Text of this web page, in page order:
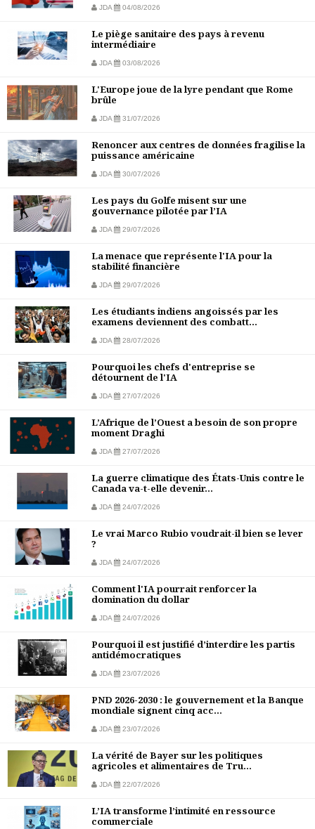
JDA 04/08/2026
Le piège sanitaire des pays à revenu
intermédiaire
JDA 03/08/2026
L'Europe joue de la lyre pendant que Rome
brûle
JDA 31/07/2026
Renoncer aux centres de données fragilise la
puissance américaine
JDA 30/07/2026
Les pays du Golfe misent sur une
gouvernance pilotée par l’IA
JDA 29/07/2026
La menace que représente l'IA pour la
stabilité financière
JDA 29/07/2026
Les étudiants indiens angoissés par les
examens deviennent des combatt...
JDA 28/07/2026
Pourquoi les chefs d'entreprise se
détournent de l'IA
JDA 27/07/2026
L’Afrique de l’Ouest a besoin de son propre
moment Draghi
JDA 27/07/2026
La guerre climatique des États-Unis contre le
Canada va-t-elle devenir...
JDA 24/07/2026
Le vrai Marco Rubio voudrait-il bien se lever
?
JDA 24/07/2026
Comment l'IA pourrait renforcer la
domination du dollar
JDA 24/07/2026
Pourquoi il est justifié d’interdire les partis
antidémocratiques
JDA 23/07/2026
PND 2026-2030 : le gouvernement et la Banque
mondiale signent cinq acc...
JDA 23/07/2026
La vérité de Bayer sur les politiques
agricoles et alimentaires de Tru...
JDA 22/07/2026
L’IA transforme l’intimité en ressource
commerciale